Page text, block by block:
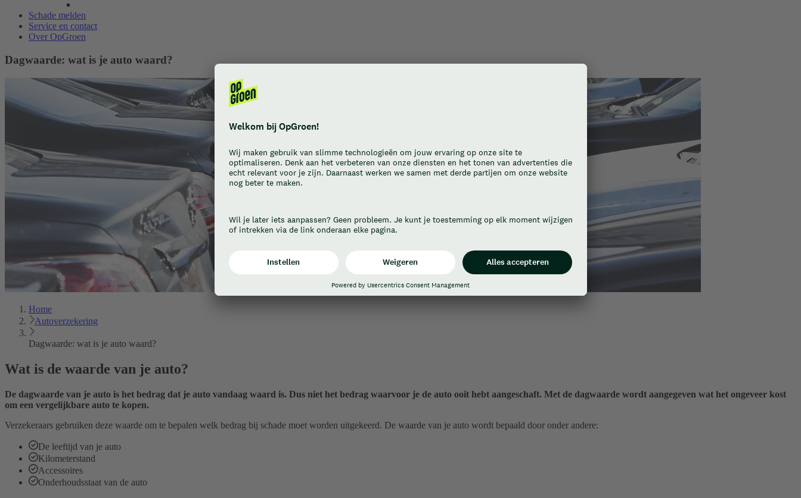
Schade melden
Service en contact
Over OpGroen
Dagwaarde: wat is je auto waard?
Home
Autoverzekering
Dagwaarde: wat is je auto waard?
Wat is de waarde van je auto?
De dagwaarde van je auto is het bedrag dat je auto vandaag waard is. Dus niet het bedrag waarvoor je de auto ooit hebt aangeschaft. Met de dagwaarde wordt aangegeven wat het ongeveer kost
om een vergelijkbare auto te kopen.
Verzekeraars gebruiken deze waarde om te bepalen welk bedrag bij schade moet worden uitgekeerd. De waarde van je auto wordt bepaald door onder andere:
De leeftijd van je auto
Kilometerstand
Accessoires
Onderhoudsstaat van de auto